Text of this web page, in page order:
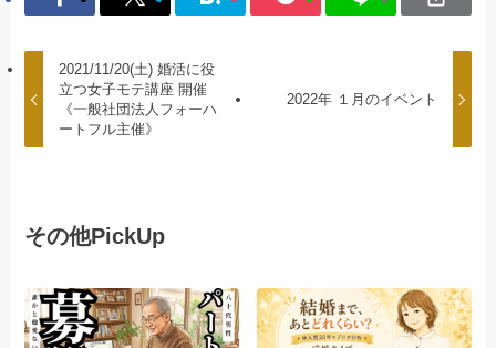
2021/11/20(土) 婚活に役
立つ女子モテ講座 開催
《一般社団法人フォーハ
ートフル主催》
2022年 １月のイベント
その他PickUp